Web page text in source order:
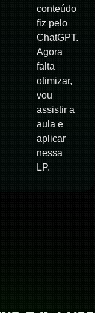
conteúdo
fiz pelo
ChatGPT.
Agora
falta
otimizar,
vou
assistir a
aula e
aplicar
nessa
LP.